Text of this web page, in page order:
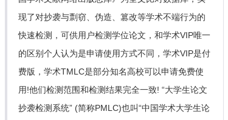
现了对抄袭与剽窃、伪造、篡改等学术不端行为的
快速检测，可供用户检测学位论文，和学术VIP唯一
的区别个人认为是申请使用方式不同，学术VIP是付
费版，学术TMLC是部分知名高校可以申请免费使
用!他们检测范围和检测结果完全一致! “大学生论文
抄袭检测系统” (简称PMLC)也叫“中国学术大学生论